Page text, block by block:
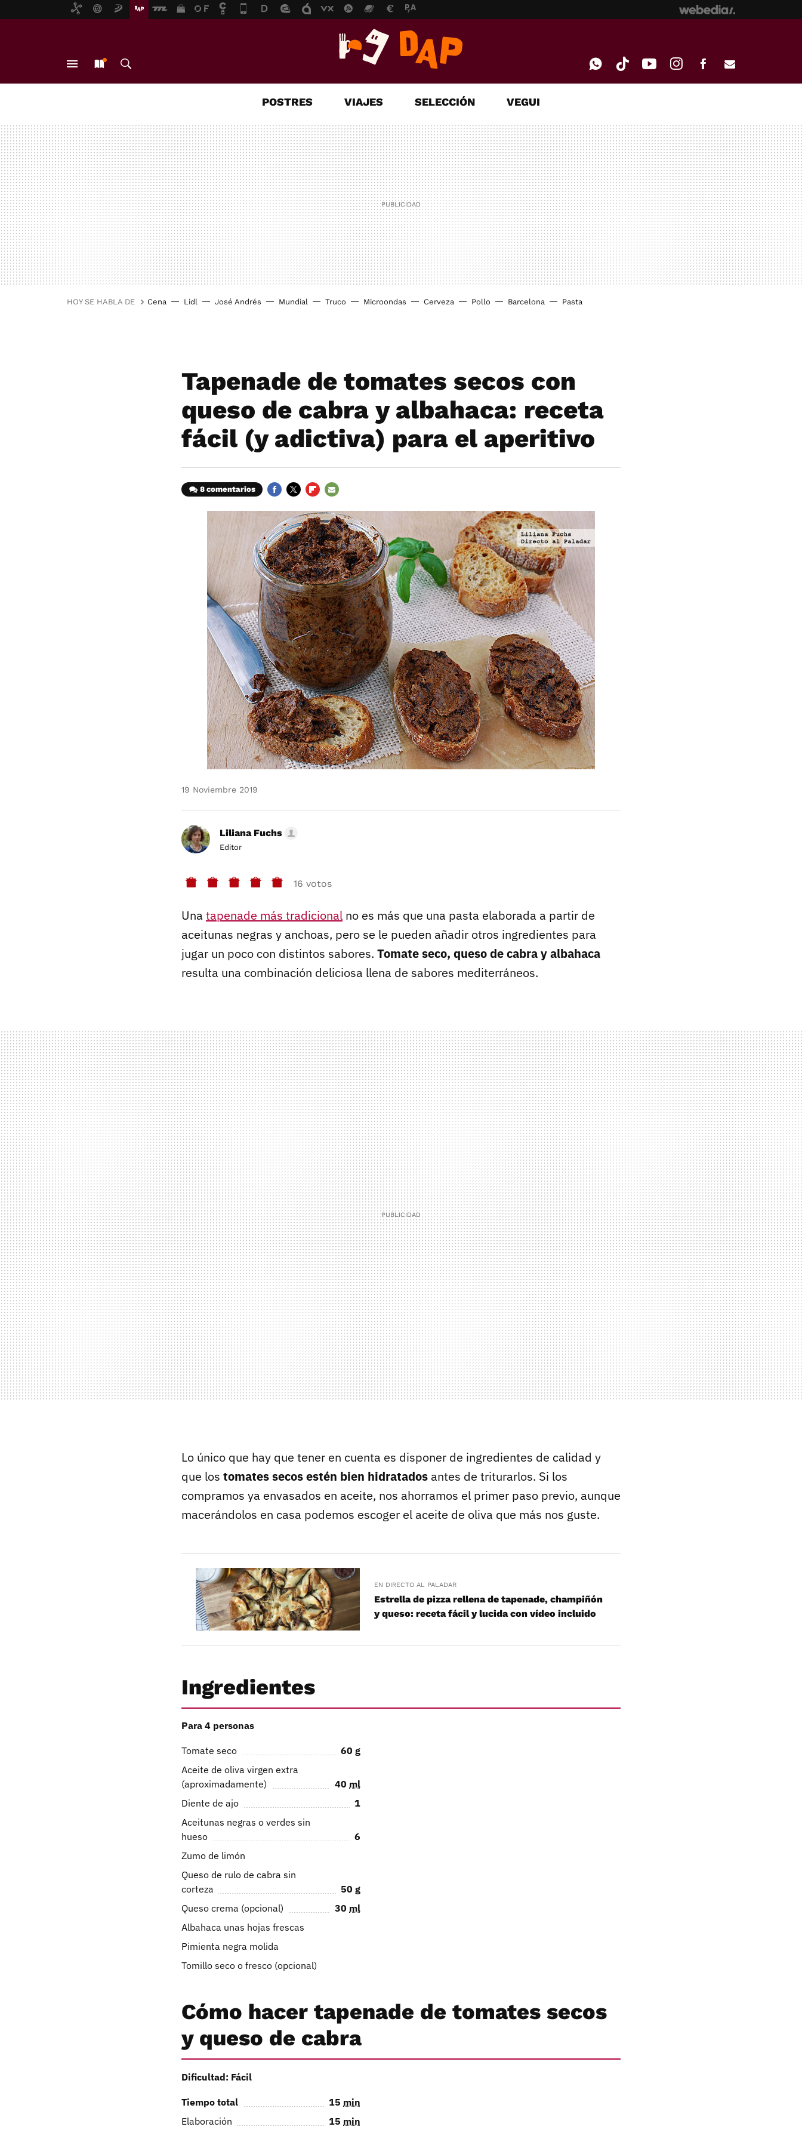
MAIL
POSTRES VIAJES SELECCIÓN VEGUI
HOY SE HABLA DE Cena Lidl José Andrés Mundial Truco Microondas Cerveza Pollo Barcelona Pasta
Tapenade de tomates secos con
queso de cabra y albahaca: receta
fácil (y adictiva) para el aperitivo
8 comentarios
MAIL
19 Noviembre 2019
Liliana Fuchs
Editor
16 votos
Una tapenade más tradicional no es más que una pasta elaborada a partir de
aceitunas negras y anchoas, pero se le pueden añadir otros ingredientes para
jugar un poco con distintos sabores. Tomate seco, queso de cabra y albahaca
resulta una combinación deliciosa llena de sabores mediterráneos.
Lo único que hay que tener en cuenta es disponer de ingredientes de calidad y
que los tomates secos estén bien hidratados antes de triturarlos. Si los
compramos ya envasados en aceite, nos ahorramos el primer paso previo, aunque
macerándolos en casa podemos escoger el aceite de oliva que más nos guste.
EN DIRECTO AL PALADAR
Estrella de pizza rellena de tapenade, champiñón
y queso: receta fácil y lucida con vídeo incluido
Ingredientes
Para 4 personas
Tomate seco 60 g
Aceite de oliva virgen extra
(aproximadamente)
40 ml
Diente de ajo
1
Aceitunas negras o verdes sin
hueso
6
Zumo de limón
Queso de rulo de cabra sin
corteza
50 g
Queso crema (opcional)
30 ml
Albahaca unas hojas frescas
Pimienta negra molida
Tomillo seco o fresco (opcional)
Cómo hacer tapenade de tomates secos
y queso de cabra
Dificultad: Fácil
Tiempo total 15 min
Elaboración
15 min